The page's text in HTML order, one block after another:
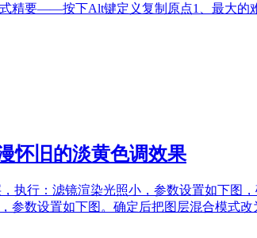
要——按下Alt键定义复制原点1、最大的难
怀旧的淡黄色调效果
执行：滤镜渲染光照小，参数设置如下图
参数设置如下图。确定后把图层混合模式